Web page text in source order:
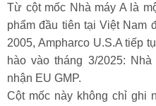
Từ cột mốc Nhà máy A là
phẩm đầu tiên tại Việt Nam
2005, Ampharco U.S.A tiếp
hào vào tháng 3/2025:
nhận EU GMP.
Cột mốc này không chỉ ghi